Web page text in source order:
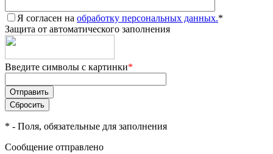
Я согласен на обработку персональных данных.*
Защита от автоматического заполнения
Введите символы с картинки*
* - Поля, обязательные для заполнения
Сообщение отправлено